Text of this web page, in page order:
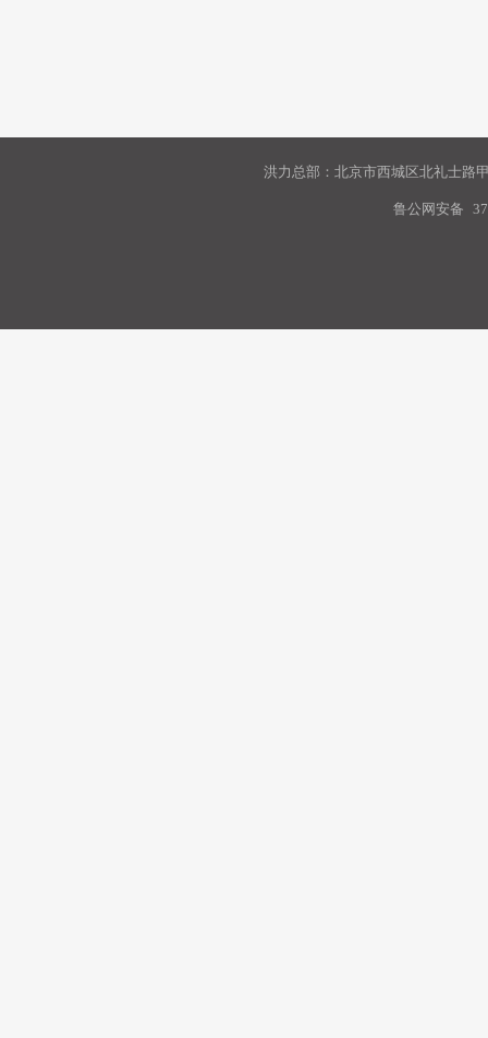
洪力总部：北京市西城区北礼士路
鲁公网安备